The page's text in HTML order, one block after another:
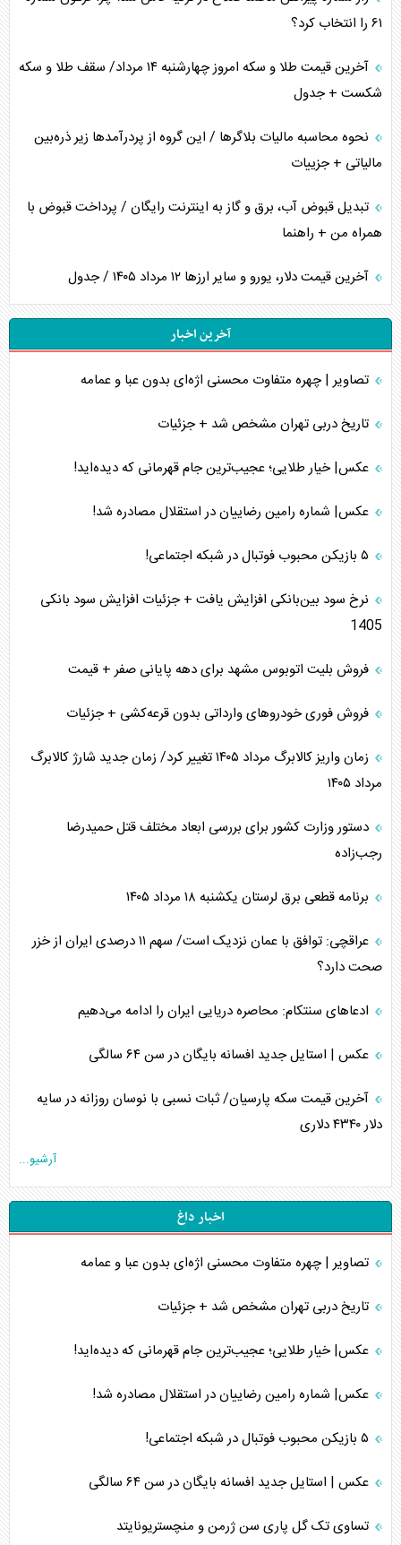
۶۱ را انتخاب کرد؟
آخرین قیمت طلا و سکه امروز چهارشنبه ۱۴ مرداد/ سقف طلا و سکه
شکست + جدول
نحوه محاسبه مالیات بلاگر‌ها / این گروه از پردرآمد‌ها زیر ذره‌بین
مالیاتی + جزییات
تبدیل قبوض آب، برق و گاز به اینترنت رایگان / پرداخت قبوض با
همراه من + راهنما
آخرین قیمت دلار، یورو و سایر ارز‌ها ۱۲ مرداد ۱۴۰۵ / جدول
آخرین اخبار
تصاویر | چهره متفاوت محسنی اژه‌ای بدون عبا و عمامه
تاریخ دربی تهران مشخص شد + جزئیات
عکس| خیار طلایی؛ عجیب‌ترین جام قهرمانی که دیده‌اید!
عکس| شماره رامین رضاییان در استقلال مصادره شد!
نرخ سود بین‌بانکی افزایش یافت + جزئیات افزایش سود بانکی
1405
فروش بلیت اتوبوس مشهد برای دهه پایانی صفر + قیمت
فروش فوری خودرو‌های وارداتی بدون قرعه‌کشی + جزئیات
زمان واریز کالابرگ مرداد ۱۴۰۵ تغییر کرد/ زمان جدید شارژ کالابرگ
مرداد ۱۴۰۵
دستور وزارت کشور برای بررسی ابعاد مختلف قتل حمیدرضا
رجب‌زاده
برنامه قطعی برق لرستان یکشنبه ۱۸ مرداد ۱۴۰۵
عراقچی: توافق با عمان نزدیک است/ سهم ۱۱ درصدی ایران از خزر
صحت دارد؟
ادعا‌های سنتکام: محاصره دریایی ایران را ادامه می‌دهیم
عکس | استایل جدید افسانه بایگان در سن ۶۴ سالگی
آخرین قیمت سکه پارسیان/ ثبات نسبی با نوسان روزانه در سایه
دلار ۴۳۴۰ دلاری
آرشیو...
اخبار داغ
تصاویر | چهره متفاوت محسنی اژه‌ای بدون عبا و عمامه
تاریخ دربی تهران مشخص شد + جزئیات
عکس| خیار طلایی؛ عجیب‌ترین جام قهرمانی که دیده‌اید!
عکس| شماره رامین رضاییان در استقلال مصادره شد!
عکس | استایل جدید افسانه بایگان در سن ۶۴ سالگی
تساوی تک گل پاری سن ژرمن و منچستریونایتد